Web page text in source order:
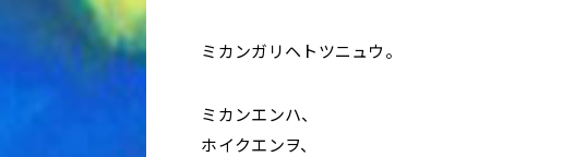
ミカンガリヘトツニュウ。
ミカンエンハ、
ホイクエンヲ、